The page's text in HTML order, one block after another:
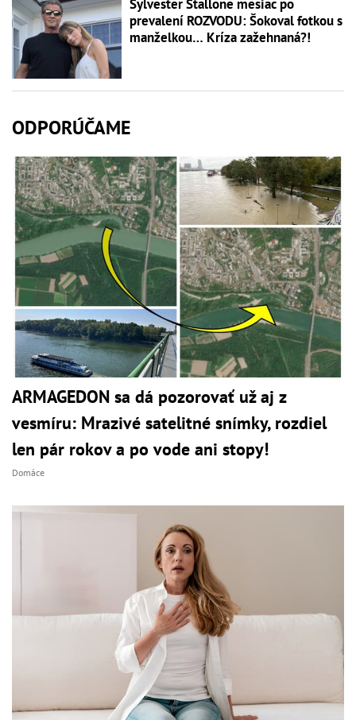
Sylvester Stallone mesiac po
prevalení ROZVODU: Šokoval fotkou s
manželkou… Kríza zažehnaná?!
ODPORÚČAME
ARMAGEDON sa dá pozorovať už aj z
vesmíru: Mrazivé satelitné snímky, rozdiel
len pár rokov a po vode ani stopy!
Domáce